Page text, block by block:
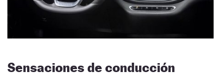
Sensaciones de conducción